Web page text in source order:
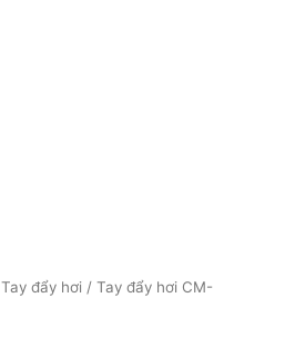
Tay đẩy hơi / Tay đẩy hơi CM-